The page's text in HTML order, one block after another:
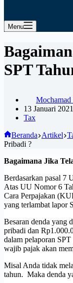
Menu
SPT
13 Januari 2021
Tax
Beranda Artikel
Pribadi ?
Bagaimana Jika
Berdasarkan pasal 7
Atas UU Nomor 6
Cara Perpajakan
yang terlambat lapor
Besaran denda yang
pribadi dan
dalam pelaporan
wajib pajak akan
Misal Anda tidak
tahun. Maka denda